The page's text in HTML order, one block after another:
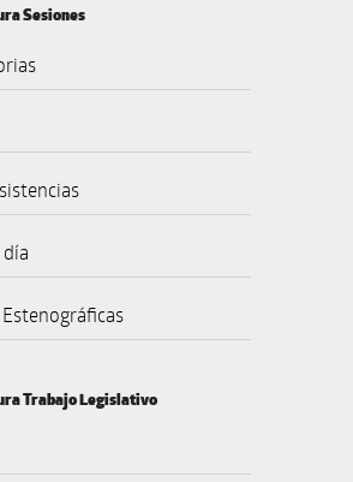
Sesiones
Trabajo Legislativo